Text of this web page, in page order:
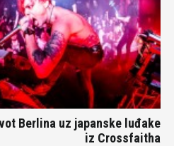
Berlina uz japanske luđake
iz Crossfaitha